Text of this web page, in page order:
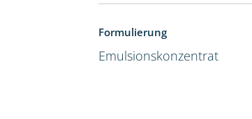
Formulierung
Emulsionskonzentrat